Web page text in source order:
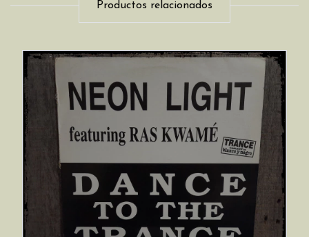
Productos relacionados